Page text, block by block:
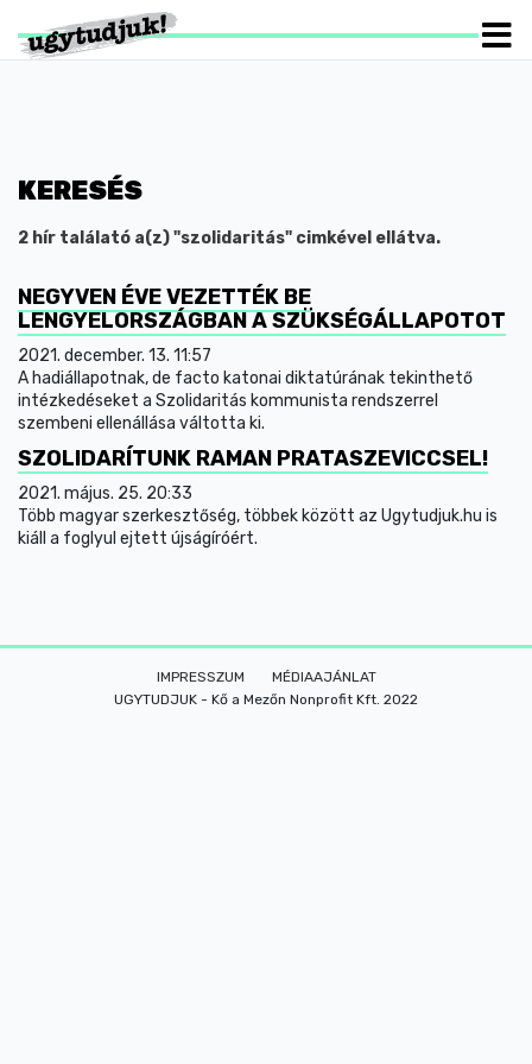
KERESÉS
2 hír találató a(z) "szolidaritás" cimkével ellátva.
NEGYVEN ÉVE VEZETTÉK BE
LENGYELORSZÁGBAN A SZÜKSÉGÁLLAPOTOT
2021. december. 13. 11:57
A hadiállapotnak, de facto katonai diktatúrának tekinthető
intézkedéseket a Szolidaritás kommunista rendszerrel
szembeni ellenállása váltotta ki.
SZOLIDARÍTUNK RAMAN PRATASZEVICCSEL!
2021. május. 25. 20:33
Több magyar szerkesztőség, többek között az Ugytudjuk.hu is
kiáll a foglyul ejtett újságíróért.
IMPRESSZUM
MÉDIAAJÁNLAT
UGYTUDJUK - Kő a Mezőn Nonprofit Kft. 2022